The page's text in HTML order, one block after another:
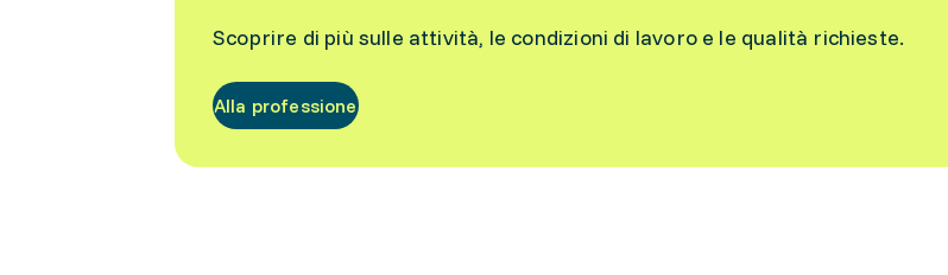
Scoprire di più sulle attività, le condizioni di lavoro e le qualità richieste.
Alla professione